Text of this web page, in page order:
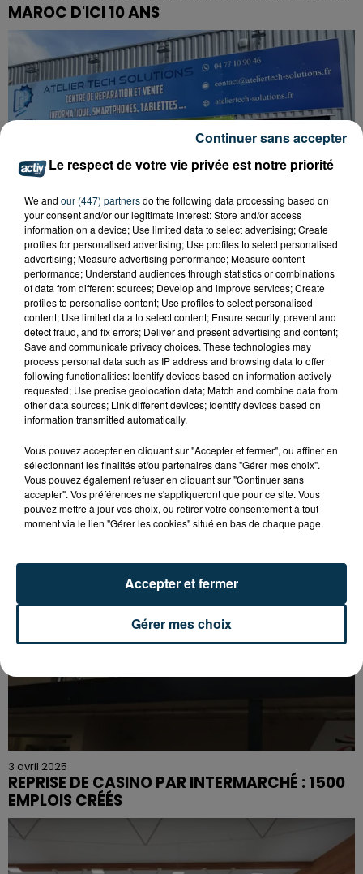
MAROC D'ICI 10 ANS
22 avril 2025
L’ATELIER TECH, UNE SEULE ADRESSE POUR
ACHETER ET RÉPARER SON...
8 avril 2025
LES LAVE-LINGES DOIVENT DÉSORMAIS
3 avril 2025
REPRISE DE CASINO PAR INTERMARCHÉ : 1500
EMPLOIS CRÉÉS
Le respect de votre vie privée est notre priorité
We and our (447) partnersdo the following data processing based on
your consent and/or our legitimate interest: Store and/or access
information on a device; Use limited data to select advertising; Create
profiles for personalised advertising; Use profiles to select personalised
advertising; Measure advertising performance; Measure content
performance; Understand audiences through statistics or combinations
of data from different sources; Develop and improve services; Create
profiles to personalise content; Use profiles to select personalised
content; Use limited data to select content; Ensure security, prevent and
detect fraud, and fix errors; Deliver and present advertising and content;
Save and communicate privacy choices. These technologies may
process personal data such as IP address and browsing data to offer
following functionalities: Identify devices based on information actively
requested; Use precise geolocation data; Match and combine data from
other data sources; Link different devices; Identify devices based on
information transmitted automatically.
Vous pouvez accepter en cliquant sur "Accepter et fermer", ou affiner en
sélectionnant les finalités et/ou partenaires dans "Gérer mes choix".
Vous pouvez également refuser en cliquant sur "Continuer sans
accepter". Vos préférences ne s'appliqueront que pour ce site. Vous
pouvez mettre à jour vos choix, ou retirer votre consentement à tout
moment via le lien "Gérer les cookies" situé en bas de chaque page.
Gérer mes choix
Accepter et fermer
Continuer sans accepter